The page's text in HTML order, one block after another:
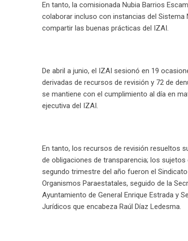
En tanto, la comisionada Nubia Barrios
colaborar incluso con instancias del
compartir las buenas prácticas del IZAI.
De abril a junio, el IZAI sesionó en 19
derivadas de recursos de revisión y 72 de
se mantiene con el cumplimiento al día en
ejecutiva del IZAI.
En tanto, los recursos de revisión resueltos
de obligaciones de transparencia; los
segundo trimestre del año fueron el
Organismos Paraestatales, seguido de la
Ayuntamiento de General Enrique Estrada y
Jurídicos que encabeza Raúl Díaz Ledesma.